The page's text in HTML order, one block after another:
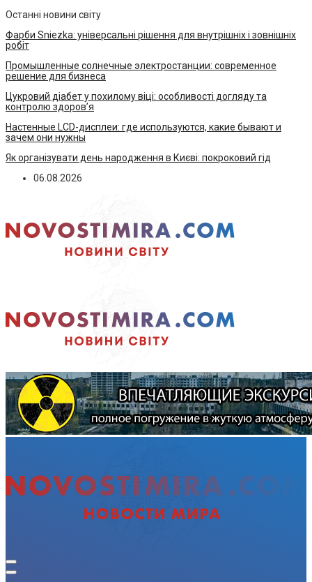
Останні новини світу
Фарби Sniezka: універсальні рішення для внутрішніх і зовнішніх
робіт
Промышленные солнечные электростанции: современное
решение для бизнеса
Цукровий діабет у похилому віці: особливості догляду та
контролю здоров’я
Настенные LCD-дисплеи: где используются, какие бывают и
зачем они нужны
Як організувати день народження в Києві: покроковий гід
06.08.2026